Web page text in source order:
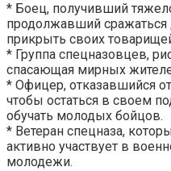
* Боец, получивший
продолжавший сражаться
прикрыть своих
* Группа спецназовцев,
спасающая мирных
* Офицер, отказавшийся
чтобы остаться в своем
обучать молодых бойцов.
* Ветеран спецназа,
активно участвует в
молодежи.